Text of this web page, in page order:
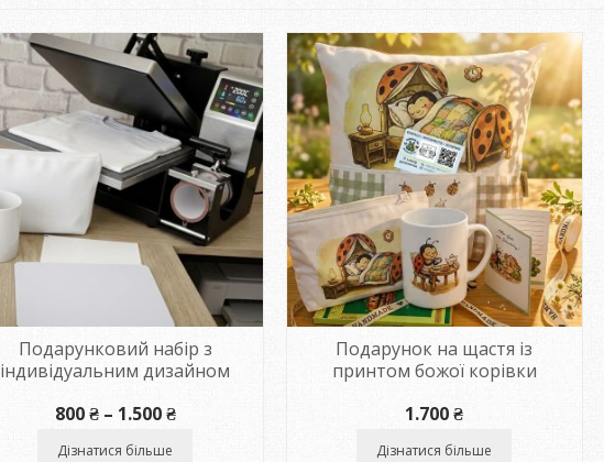
Подарунковий набір з
індивідуальним дизайном
800₴ – 1.500₴Діапазон
Дізнатися більше
Подарунок на щастя із
принтом божої корівки
1.700₴
Дізнатися більше